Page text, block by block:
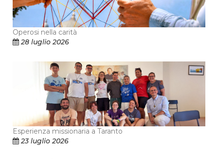
Operosi nella carità
28 luglio 2026
Esperienza missionaria a Taranto
23 luglio 2026